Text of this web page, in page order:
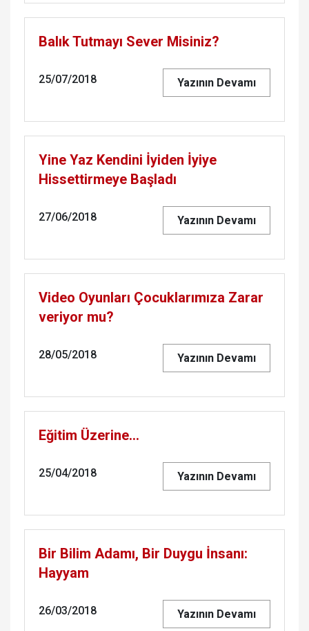
Balık Tutmayı Sever Misiniz?
25/07/2018 Yazının Devamı
Yine Yaz Kendini İyiden İyiye
Hissettirmeye Başladı
27/06/2018 Yazının Devamı
Video Oyunları Çocuklarımıza Zarar
veriyor mu?
28/05/2018 Yazının Devamı
Eğitim Üzerine…
25/04/2018 Yazının Devamı
Bir Bilim Adamı, Bir Duygu İnsanı:
Hayyam
26/03/2018 Yazının Devamı